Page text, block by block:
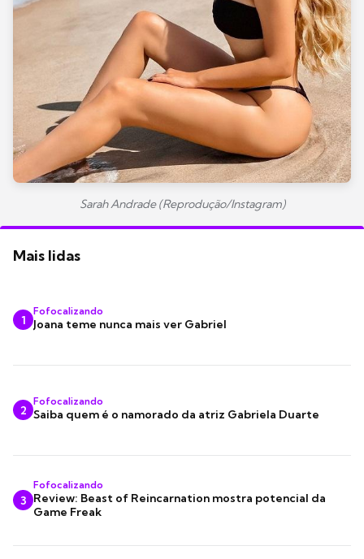
Sarah Andrade (Reprodução/Instagram)
Mais lidas
1
Fofocalizando
Joana teme nunca mais ver Gabriel
2
Fofocalizando
Saiba quem é o namorado da atriz Gabriela Duarte
3
Fofocalizando
Review: Beast of Reincarnation mostra potencial da
Game Freak